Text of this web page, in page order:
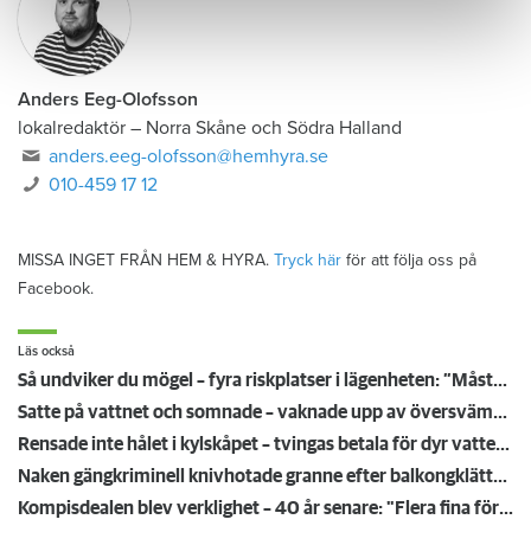
Anders Eeg-Olofsson
lokalredaktör – Norra Skåne och Södra Halland
anders.eeg-olofsson@hemhyra.se
010-459 17 12
MISSA INGET FRÅN HEM & HYRA. Tryck här för att följa oss på
Facebook.
Läs också
Så undviker du mögel – fyra riskplatser i lägenheten: ”Måste städa bort”
Satte på vattnet och somnade – vaknade upp av översvämning hos grannen
Rensade inte hålet i kylskåpet – tvingas betala för dyr vattenskada
Naken gängkriminell knivhotade granne efter balkongklättring
Kompisdealen blev verklighet – 40 år senare: "Flera fina fördelar med att dela bostad"